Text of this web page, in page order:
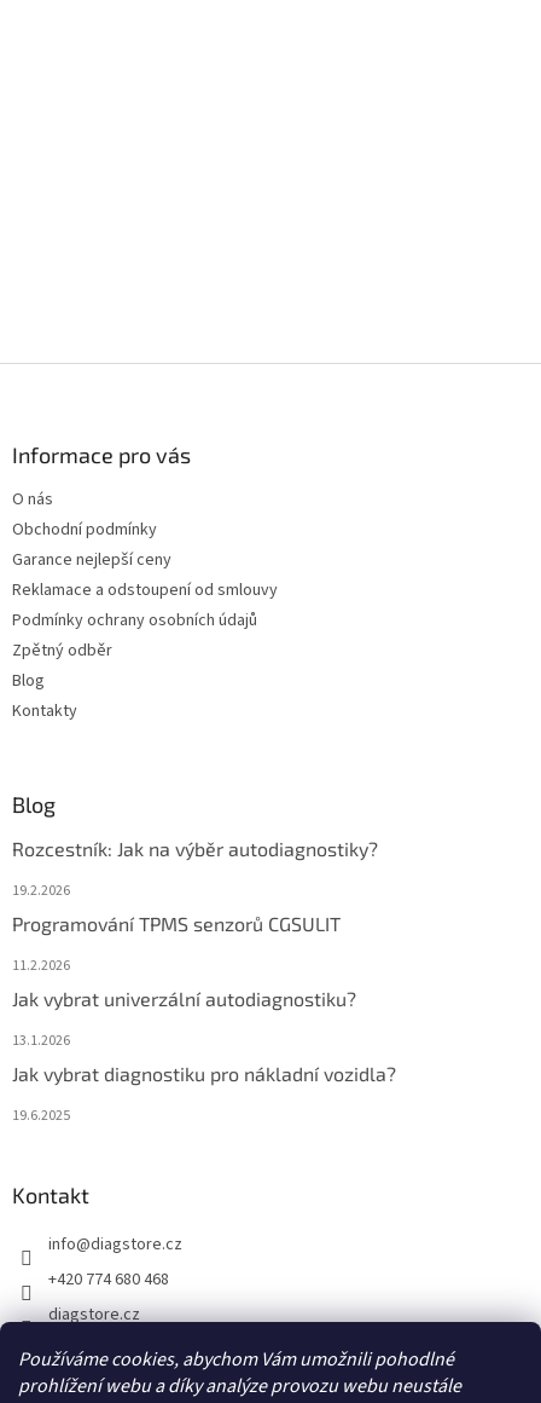
Používáme cookies, abychom Vám umožnili pohodlné
prohlížení webu a díky analýze provozu webu neustále
Informace pro vás
O nás
Obchodní podmínky
Garance nejlepší ceny
Reklamace a odstoupení od smlouvy
Podmínky ochrany osobních údajů
Zpětný odběr
Blog
Kontakty
Blog
Rozcestník: Jak na výběr autodiagnostiky?
19.2.2026
Programování TPMS senzorů CGSULIT
11.2.2026
Jak vybrat univerzální autodiagnostiku?
13.1.2026
Jak vybrat diagnostiku pro nákladní vozidla?
19.6.2025
Kontakt
info@diagstore.cz
+420 774 680 468
diagstore.cz
diagstorecz
diagstore